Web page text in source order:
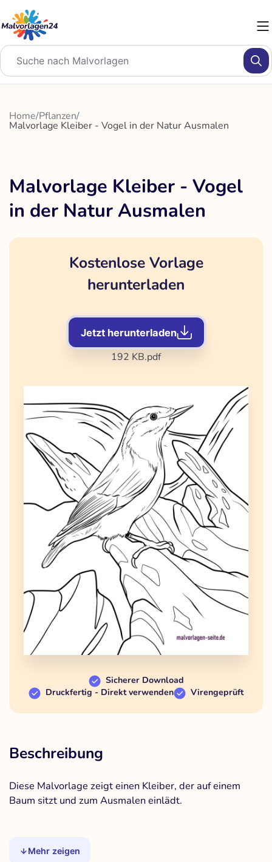
Inhalt
springen
Home/Pflanzen/
Malvorlage Kleiber - Vogel in der Natur Ausmalen
Malvorlage Kleiber - Vogel
in der Natur Ausmalen
Kostenlose Vorlage
herunterladen
Jetzt herunterladen
192 KB.pdf
Sicherer Download
Druckfertig - Direkt verwenden
Virengeprüft
Beschreibung
Diese Malvorlage zeigt einen Kleiber, der auf einem
Baum sitzt und zum Ausmalen einlädt.
Mehr zeigen